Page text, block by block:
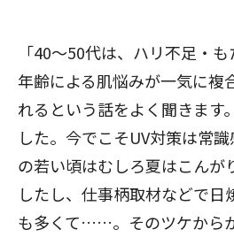
「40～50代は、ハリ不足・も
年齢による肌悩みが一気に複
れるという話をよく聞きます
した。今でこそUV対策は常
の若い頃はむしろ夏はこんが
したし、仕事柄取材などで日
も多くて……。そのツケから